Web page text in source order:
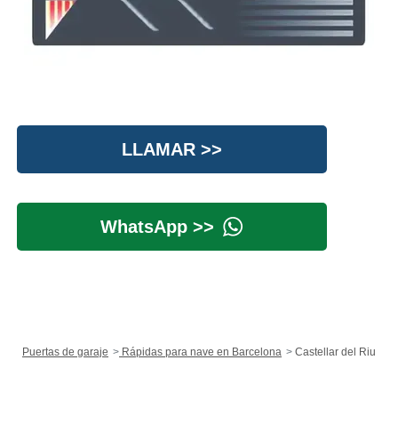
LLAMAR >>
WhatsApp >>
Puertas de garaje Rápidas para nave en Barcelona Castellar del Riu